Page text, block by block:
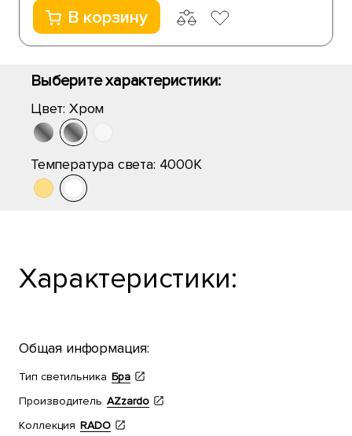
В корзину
Выберите характеристики:
Цвет: Хром
Температура света: 4000K
Характеристики:
Общая информация:
Тип светильника Бра
Производитель AZzardo
Коллекция RADO